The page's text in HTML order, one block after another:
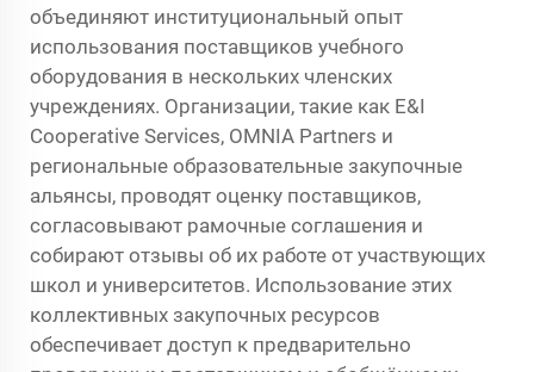
объединяют институциональный опыт
использования поставщиков учебного
оборудования в нескольких членских
учреждениях. Организации, такие как E&I
Cooperative Services, OMNIA Partners и
региональные образовательные закупочные
альянсы, проводят оценку поставщиков,
согласовывают рамочные соглашения и
собирают отзывы об их работе от участвующих
школ и университетов. Использование этих
коллективных закупочных ресурсов
обеспечивает доступ к предварительно